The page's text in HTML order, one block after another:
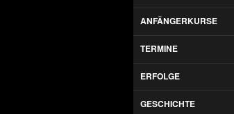
ANFÄNGERKURSE
TERMINE
ERFOLGE
GESCHICHTE